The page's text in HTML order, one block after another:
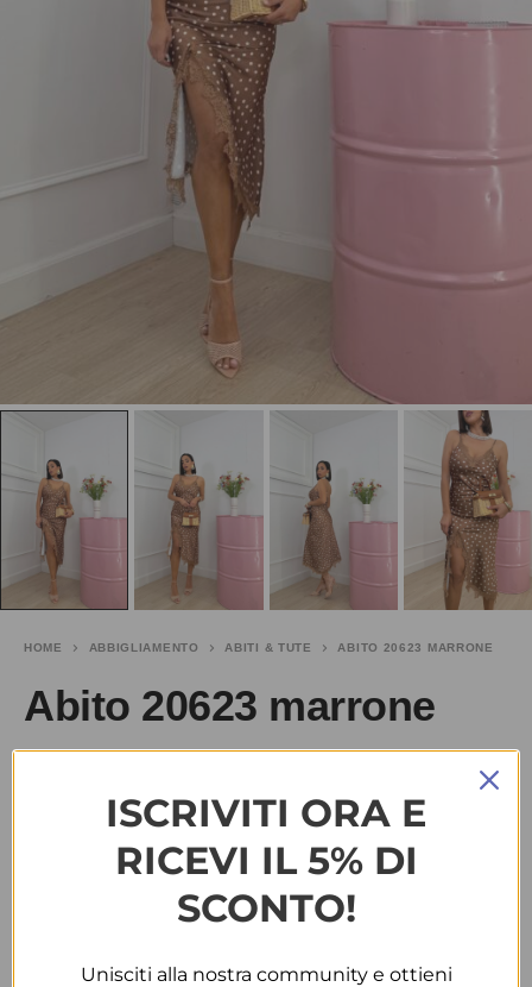
HOME ABBIGLIAMENTO ABITI & TUTE ABITO 20623 MARRONE
Abito 20623 marrone
COLORE
ISCRIVITI ORA E
RICEVI IL 5% DI
SCONTO!
Unisciti alla nostra community e ottieni